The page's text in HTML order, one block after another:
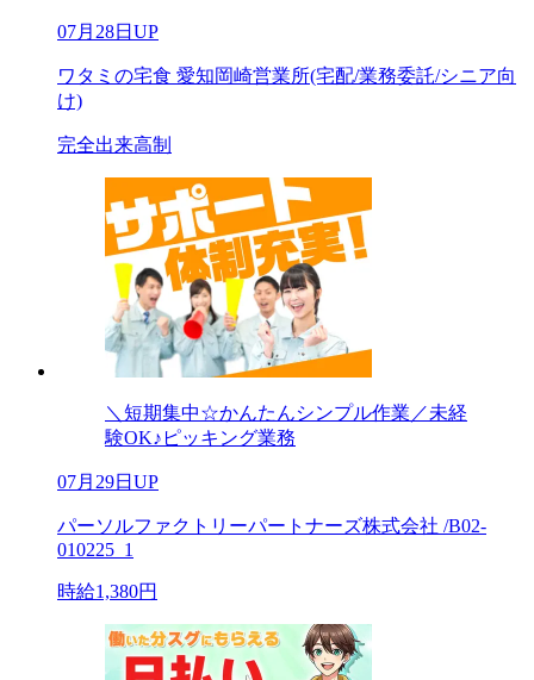
07月28日UP
ワタミの宅食 愛知岡崎営業所(宅配/業務委託/シニア向
け)
完全出来高制
＼短期集中☆かんたんシンプル作業／未経
験OK♪ピッキング業務
07月29日UP
パーソルファクトリーパートナーズ株式会社 /B02-
010225_1
時給1,380円